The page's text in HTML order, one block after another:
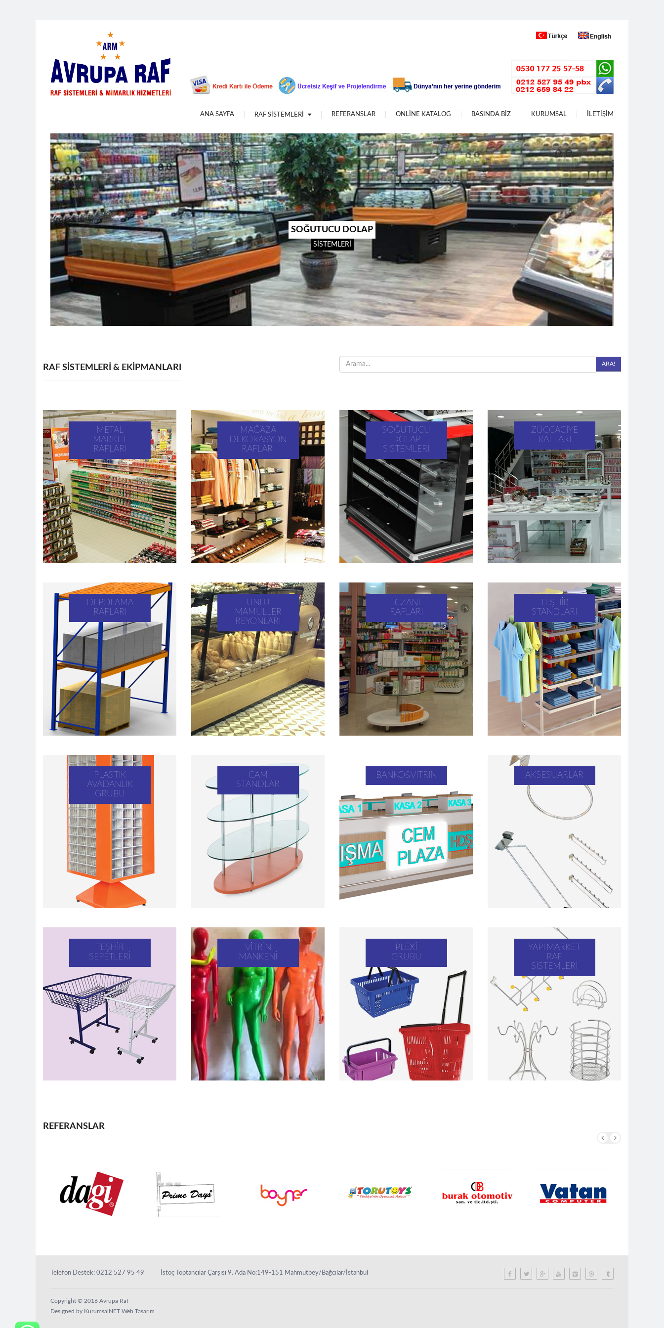
ANA SAYFA RAF SİSTEMLERİ
Vitrin Mankeni
REFERANSLAR ONLİNE KATALOG BASINDA BİZ KURUMSAL İLETİŞİM
SOĞUTUCU DOLAP
SİSTEMLERİ
RAF SİSTEMLERİ & EKİPMANLARI
METAL
MARKET
RAFLARI
MAĞAZA
DEKORASYON
RAFLARI
SOĞUTUCU
DOLAP
SISTEMLERI
ZÜCCACIYE
RAFLARI
DEPOLAMA
RAFLARI
UNLU
MAMÜLLER
REYONLARI
ECZANE
RAFLARI
TEŞHIR
STANDLARI
PLASTIK
AVADANLIK
GRUBU
CAM
STANDLAR
BANKO&VITRIN AKSESUARLAR
TEŞHIR
SEPETLERI
VITRIN
MANKENI
PLEXI
GRUBU
YAPI MARKET
RAF
SISTEMLERI
REFERANSLAR
Telefon Destek: 0212 527 95 49 İstoç Toptancılar Çarşısı 9. Ada No:149-151 Mahmutbey/Bağcılar/İstanbul
Copyright © 2016 Avrupa Raf
Designed by KurumsalNET Web Tasarım